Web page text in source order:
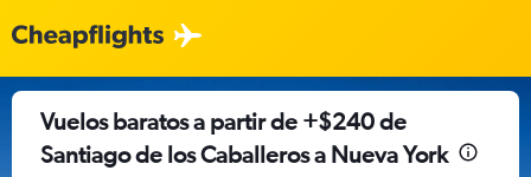
Vuelos baratos a partir de +$240 de
Santiago de los Caballeros a Nueva York